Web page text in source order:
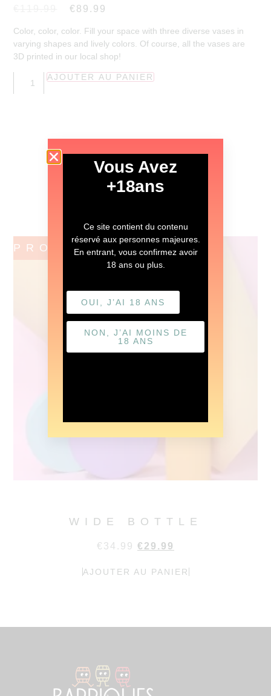
€ 89.99
Color, color, color. Fill your space with three diverse vases in
varying shapes and lively colors. Of course, all the vases are
3D printed in our local shop!
AJOUTER AU PANIER
DÉCOUVRIR
PROMO !
WIDE BOTTLE
€ 34.99 € 29.99
AJOUTER AU PANIER
Vous Avez
+18ans
Ce site contient du contenu
réservé aux personnes majeures.
En entrant, vous confirmez avoir
18 ans ou plus.
OUI, J’AI 18 ANS
NON, J’AI MOINS DE
18 ANS